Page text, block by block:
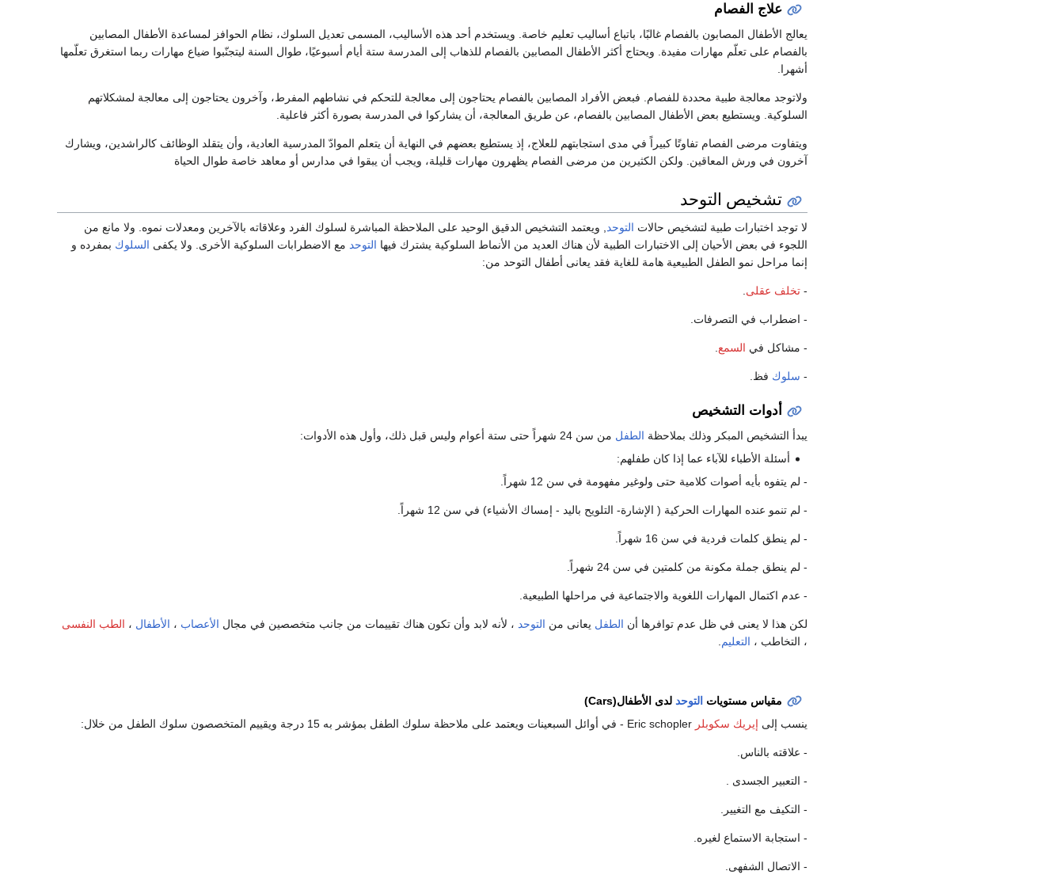
علاج الفصام
يعالج الأطفال المصابون بالفصام غالبًا، باتباع أساليب تعليم خاصة. ويستخدم أحد هذه الأساليب، المسمى تعديل السلوك، نظام الحوافز لمساعدة الأطفال المصابين
بالفصام على تعلّم مهارات مفيدة. ويحتاج أكثر الأطفال المصابين بالفصام للذهاب إلى المدرسة ستة أيام أسبوعيًا، طوال السنة ليتجنّبوا ضياع مهارات ربما استغرق تعلّمها
أشهرا.
ولاتوجد معالجة طبية محددة للفصام. فبعض الأفراد المصابين بالفصام يحتاجون إلى معالجة للتحكم في نشاطهم المفرط، وآخرون يحتاجون إلى معالجة لمشكلاتهم
السلوكية. ويستطيع بعض الأطفال المصابين بالفصام، عن طريق المعالجة، أن يشاركوا في المدرسة بصورة أكثر فاعلية.
ويتفاوت مرضى الفصام تفاوتًا كبيراً في مدى استجابتهم للعلاج، إذ يستطيع بعضهم في النهاية أن يتعلم الموادّ المدرسية العادية، وأن يتقلد الوظائف كالراشدين، ويشارك
آخرون في ورش المعاقين. ولكن الكثيرين من مرضى الفصام يظهرون مهارات قليلة، ويجب أن يبقوا في مدارس أو معاهد خاصة طوال الحياة
تشخيص التوحد
لا توجد اختبارات طبية لتشخيص حالات التوحد
, ويعتمد التشخيص الدقيق الوحيد على الملاحظة المباشرة لسلوك الفرد وعلاقاته بالآخرين ومعدلات نموه. ولا مانع من
اللجوء في بعض الأحيان إلى الاختبارات الطبية لأن هناك العديد من الأنماط السلوكية يشترك فيها التوحد مع الاضطرابات السلوكية الأخرى. ولا يكفى السلوك بمفرده و
إنما مراحل نمو الطفل الطبيعية هامة للغاية فقد يعانى أطفال التوحد من:
- تخلف عقلى
- اضطراب في التصرفات.
- مشاكل في السمع
- سلوك فظ.
أدوات التشخيص
يبدأ التشخيص المبكر وذلك بملاحظة الطفل من سن 24 شهراً حتى ستة أعوام وليس قبل ذلك، وأول هذه الأدوات:
أسئلة الأطباء للآباء عما إذا كان طفلهم:
- لم يتفوه بأيه أصوات كلامية حتى ولوغير مفهومة في سن 12 شهراً.
- لم تنمو عنده المهارات الحركية ( الإشارة- التلويح باليد - إمساك الأشياء) في سن 12 شهراً.
- لم ينطق كلمات فردية في سن 16 شهراً.
- لم ينطق جملة مكونة من كلمتين في سن 24 شهراً.
- عدم اكتمال المهارات اللغوية والاجتماعية في مراحلها الطبيعية.
لكن هذا لا يعنى في ظل عدم توافرها أن الطفل يعانى من التوحد ، لأنه لابد وأن تكون هناك تقييمات من جانب متخصصين في مجال الأعصاب ، الأطفال ، الطب النفسى
، التخاطب ، التعليم
مقياس مستويات التوحدلدى الأطفال(Cars)
ينسب إلى إيريك سكوبلر
- علاقته بالناس.
- التعبير الجسدى .
- التكيف مع التغيير.
- استجابة الاستماع لغيره.
- الاتصال الشفهى.